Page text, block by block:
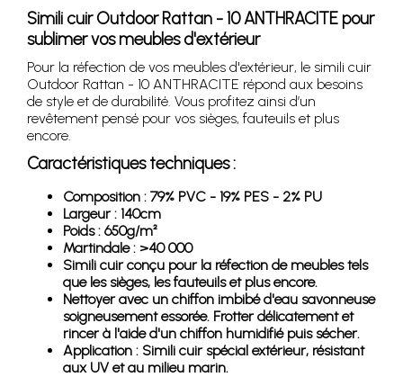
Simili cuir Outdoor Rattan - 10 ANTHRACITE pour
sublimer vos meubles d'extérieur
Pour la réfection de vos meubles d'extérieur, le simili cuir
Outdoor Rattan - 10 ANTHRACITE répond aux besoins
de style et de durabilité. Vous profitez ainsi d’un
revêtement pensé pour vos sièges, fauteuils et plus
encore.
Caractéristiques techniques :
Composition : 79% PVC - 19% PES - 2% PU
Largeur : 140cm
Poids : 650g/m²
Martindale : >40 000
Simili cuir conçu pour la réfection de meubles tels
que les sièges, les fauteuils et plus encore.
Nettoyer avec un chiffon imbibé d'eau savonneuse
soigneusement essorée. Frotter délicatement et
rincer à l'aide d'un chiffon humidifié puis sécher.
Application : Simili cuir spécial extérieur, résistant
aux UV et au milieu marin.